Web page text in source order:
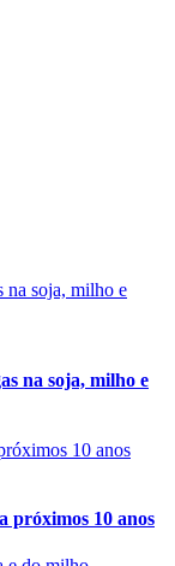
na soja, milho e
próximos 10 anos